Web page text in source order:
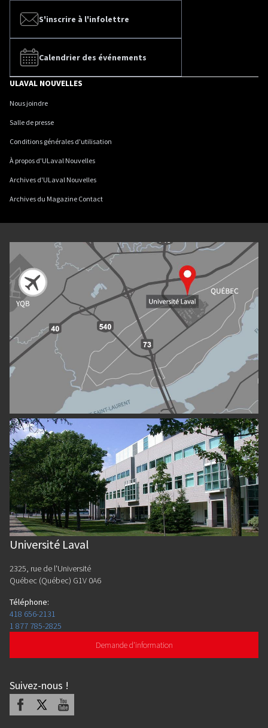
S'inscrire à l'infolettre
Calendrier des événements
ULAVAL NOUVELLES
Nous joindre
Salle de presse
Conditions générales d'utilisation
À propos d'ULaval Nouvelles
Archives d'ULaval Nouvelles
Archives du Magazine Contact
Université Laval
2325, rue de l'Université
Québec (Québec) G1V 0A6
Téléphone:
418 656-2131
1 877 785-2825
Demande d'information
Suivez-nous !
Facebook Youtube